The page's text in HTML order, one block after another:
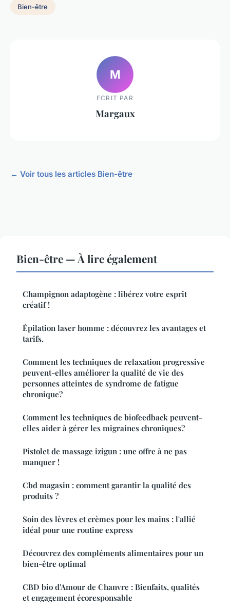
Bien-être
M
ECRIT PAR
Margaux
← Voir tous les articles Bien-être
Bien-être — À lire également
Champignon adaptogène : libérez votre esprit
créatif !
Épilation laser homme : découvrez les avantages et
tarifs.
Comment les techniques de relaxation progressive
peuvent-elles améliorer la qualité de vie des
personnes atteintes de syndrome de fatigue
chronique?
Comment les techniques de biofeedback peuvent-
elles aider à gérer les migraines chroniques?
Pistolet de massage izigun : une offre à ne pas
manquer !
Cbd magasin : comment garantir la qualité des
produits ?
Soin des lèvres et crèmes pour les mains : l'allié
idéal pour une routine express
Découvrez des compléments alimentaires pour un
bien-être optimal
CBD bio d'Amour de Chanvre : Bienfaits, qualités
et engagement écoresponsable